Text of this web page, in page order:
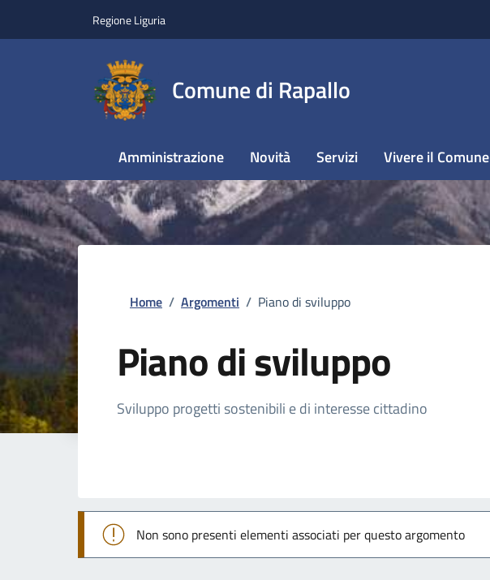
Regione Liguria
Comune di Rapallo
Amministrazione Novità Servizi Vivere il Comune
Home / Argomenti / Piano di sviluppo
Piano di sviluppo
Dettagli della notizia
Sviluppo progetti sostenibili e di interesse cittadino
Non sono presenti elementi associati per questo argomento